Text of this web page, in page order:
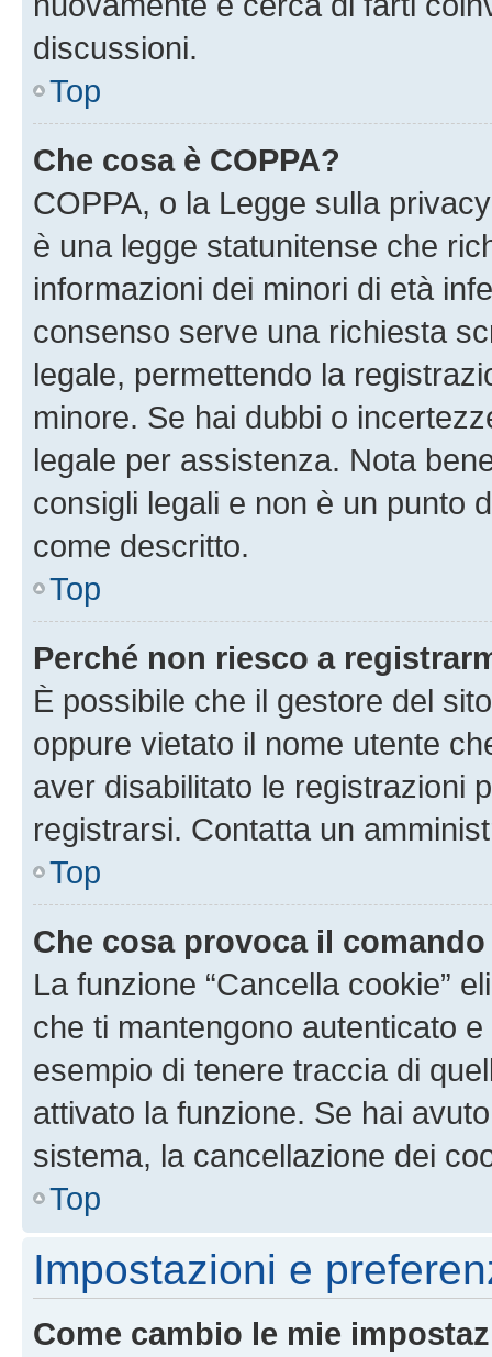
discussioni.
Top
Che cosa è COPPA?
COPPA, o la Legge sulla
è una legge statunitense che
informazioni dei minori di età
consenso serve una richiesta
legale, permettendo la
minore. Se hai dubbi o
legale per assistenza. Nota
consigli legali e non è un punto
come descritto.
Top
Perché non riesco a
È possibile che il gestore del
oppure vietato il nome utente
aver disabilitato le registrazioni
registrarsi. Contatta un
Top
Che cosa provoca il
La funzione “Cancella cookie”
che ti mantengono autenticato
esempio di tenere traccia di
attivato la funzione. Se hai
sistema, la cancellazione dei
Top
Impostazioni e
Come cambio le mie